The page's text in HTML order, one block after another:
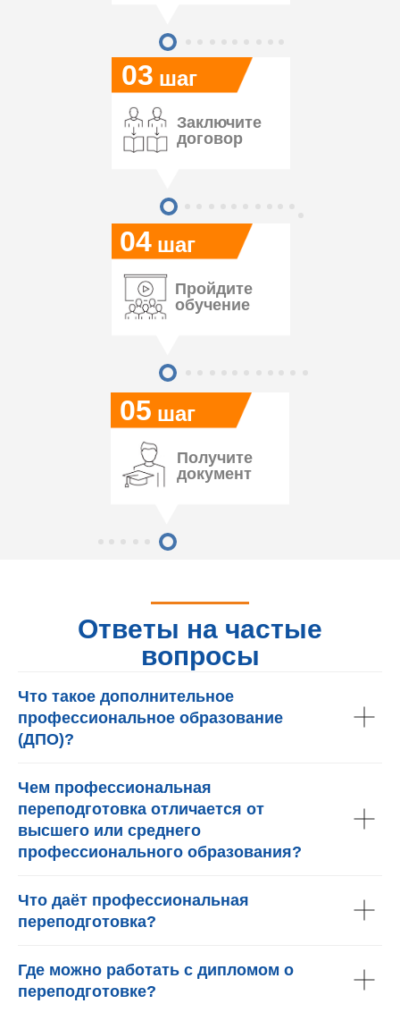
05
04
03 шаг
шаг
шаг
Заключите
договор
Пройдите
обучение
Получите
документ
Ответы на частые
вопросы
Что такое дополнительное
профессиональное образование
(ДПО)?
Чем профессиональная
переподготовка отличается от
высшего или среднего
профессионального образования?
Что даёт профессиональная
переподготовка?
Где можно работать с дипломом о
переподготовке?